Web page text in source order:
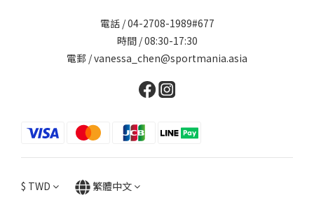
電話 / 04-2708-1989#677
時間 / 08:30-17:30
電郵 / vanessa_chen@sportmania.asia
$ TWD 繁體中文